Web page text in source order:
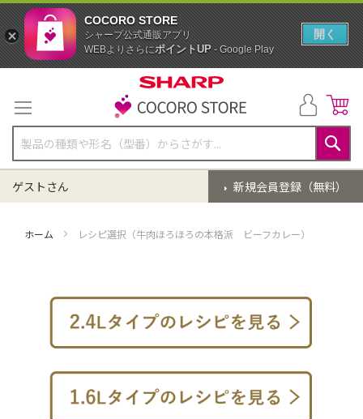
テ
ン
ツ
に
ス
キ
ッ
検
索
新規会員登録（無料）
ゲストさん
ホーム レシピ選択（牛肉ほろほろの本格派 ビーフカレー）
COCORO STORE
シャープ公式通販アプリ
WEBよりさらにポイントUP- Google Play
開く